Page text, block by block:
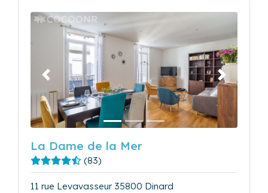
Précédent Suivant
La Dame de la Mer
(83)
11 rue Levavasseur 35800 Dinard